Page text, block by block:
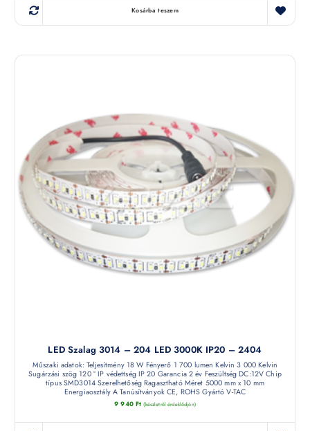
Kosárba teszem
LED Szalag 3014 – 204 LED 3000K IP20 – 2404
Műszaki adatok: Teljesítmény 18 W Fényerő 1 700 lumen Kelvin 3 000 Kelvin
Sugárzási szög 120 ° IP védettség IP 20 Garancia 2 év Feszültség DC:12V Chip
típus SMD3014 Szerelhetőség Ragasztható Méret 5000 mm x 10 mm
Energiaosztály A Tanúsítványok CE, ROHS Gyártó V-TAC
9 940 Ft (készletről érdeklődjön)